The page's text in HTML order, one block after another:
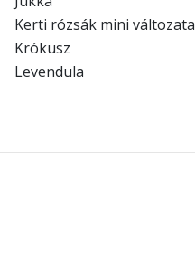
Kerti rózsák mini változata
Krókusz
Levendula